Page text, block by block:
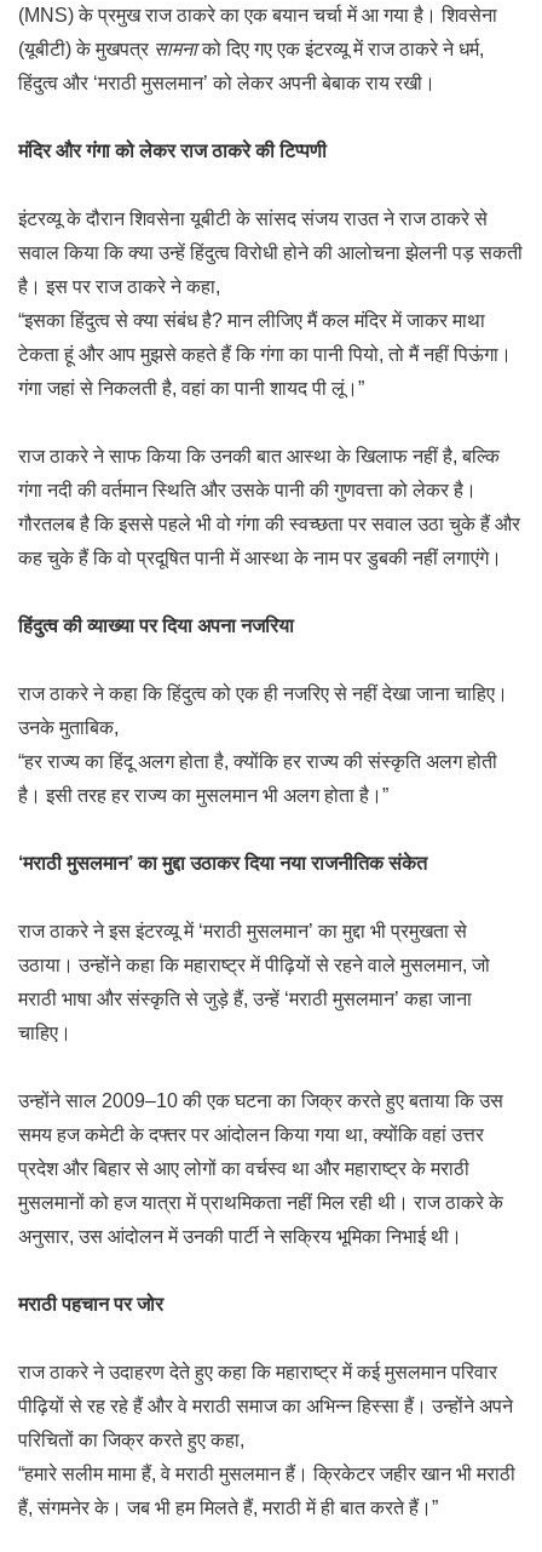
(MNS) के प्रमुख राज ठाकरे का एक बयान चर्चा में आ गया है। शिवसेना
(यूबीटी) के मुखपत्र सामनाको दिए गए एक इंटरव्यू में राज ठाकरे ने धर्म,
हिंदुत्व और ‘मराठी मुसलमान’ को लेकर अपनी बेबाक राय रखी।
मंदिर और गंगा को लेकर राज ठाकरे की टिप्पणी
इंटरव्यू के दौरान शिवसेना यूबीटी के सांसद संजय राउत ने राज ठाकरे से
सवाल किया कि क्या उन्हें हिंदुत्व विरोधी होने की आलोचना झेलनी पड़ सकती
है। इस पर राज ठाकरे ने कहा,
“इसका हिंदुत्व से क्या संबंध है? मान लीजिए मैं कल मंदिर में जाकर माथा
टेकता हूं और आप मुझसे कहते हैं कि गंगा का पानी पियो, तो मैं नहीं पिऊंगा।
गंगा जहां से निकलती है, वहां का पानी शायद पी लूं।”
राज ठाकरे ने साफ किया कि उनकी बात आस्था के खिलाफ नहीं है, बल्कि
गंगा नदी की वर्तमान स्थिति और उसके पानी की गुणवत्ता को लेकर है।
गौरतलब है कि इससे पहले भी वो गंगा की स्वच्छता पर सवाल उठा चुके हैं और
कह चुके हैं कि वो प्रदूषित पानी में आस्था के नाम पर डुबकी नहीं लगाएंगे।
हिंदुत्व की व्याख्या पर दिया अपना नजरिया
राज ठाकरे ने कहा कि हिंदुत्व को एक ही नजरिए से नहीं देखा जाना चाहिए।
उनके मुताबिक,
“हर राज्य का हिंदू अलग होता है, क्योंकि हर राज्य की संस्कृति अलग होती
है। इसी तरह हर राज्य का मुसलमान भी अलग होता है।”
‘मराठी मुसलमान’ का मुद्दा उठाकर दिया नया राजनीतिक संकेत
राज ठाकरे ने इस इंटरव्यू में ‘मराठी मुसलमान’ का मुद्दा भी प्रमुखता से
उठाया। उन्होंने कहा कि महाराष्ट्र में पीढ़ियों से रहने वाले मुसलमान, जो
मराठी भाषा और संस्कृति से जुड़े हैं, उन्हें ‘मराठी मुसलमान’ कहा जाना
चाहिए।
उन्होंने साल 2009–10 की एक घटना का जिक्र करते हुए बताया कि उस
समय हज कमेटी के दफ्तर पर आंदोलन किया गया था, क्योंकि वहां उत्तर
प्रदेश और बिहार से आए लोगों का वर्चस्व था और महाराष्ट्र के मराठी
मुसलमानों को हज यात्रा में प्राथमिकता नहीं मिल रही थी। राज ठाकरे के
अनुसार, उस आंदोलन में उनकी पार्टी ने सक्रिय भूमिका निभाई थी।
मराठी पहचान पर जोर
राज ठाकरे ने उदाहरण देते हुए कहा कि महाराष्ट्र में कई मुसलमान परिवार
पीढ़ियों से रह रहे हैं और वे मराठी समाज का अभिन्न हिस्सा हैं। उन्होंने अपने
परिचितों का जिक्र करते हुए कहा,
“हमारे सलीम मामा हैं, वे मराठी मुसलमान हैं। क्रिकेटर जहीर खान भी मराठी
हैं, संगमनेर के। जब भी हम मिलते हैं, मराठी में ही बात करते हैं।”